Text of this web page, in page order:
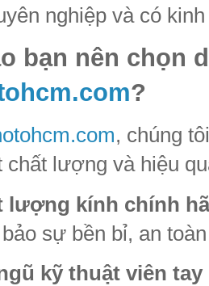
nghiệp và có
bạn nên chọn
?
, chúng
chất lượng và hiệu
lượng kính chính
sự bền bỉ, an
kỹ thuật viên tay